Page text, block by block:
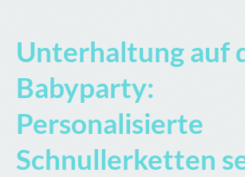
Unterhaltung auf
Babyparty:
Personalisierte
Schnullerketten